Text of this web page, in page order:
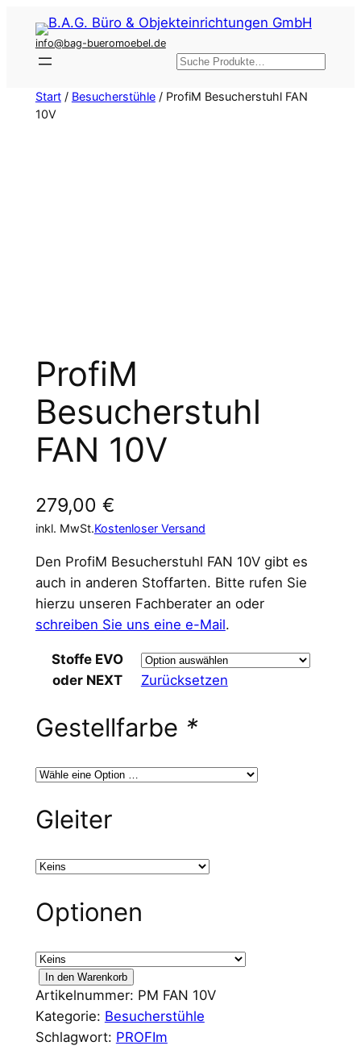
Inhalt
springen
info@bag-bueromoebel.de
Suchen
Start/ Besucherstühle/ ProfiM Besucherstuhl FAN
10V
ProfiM
Besucherstuhl
FAN 10V
279,00 €
inkl. MwSt.Kostenloser Versand
Den ProfiM Besucherstuhl FAN 10V gibt es
auch in anderen Stoffarten. Bitte rufen Sie
hierzu unseren Fachberater an oder
schreiben Sie uns eine e-Mail.
Stoffe EVO
oder NEXT
Zurücksetzen
Gestellfarbe *
Gleiter
Optionen
r
o
f
In den Warenkorb
Artikelnummer: PM FAN 10V
Kategorie: Besucherstühle
Schlagwort: PROFIm